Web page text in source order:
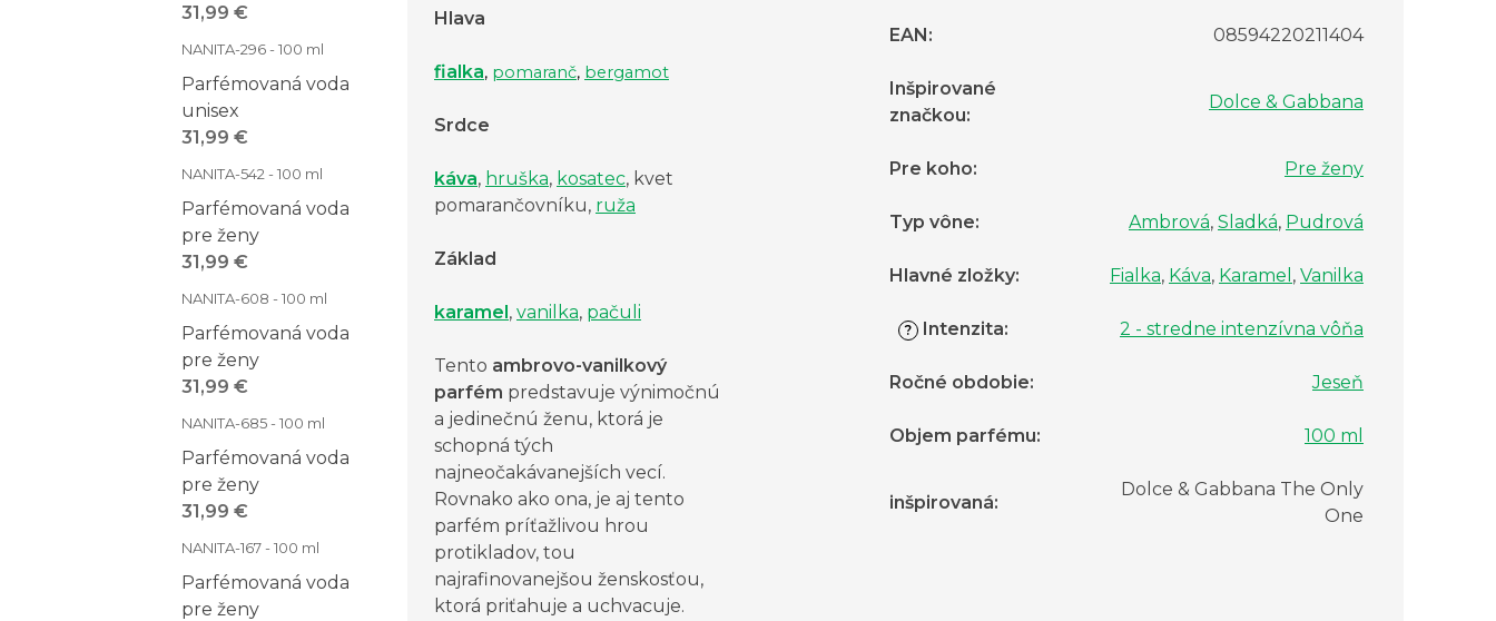
31,99 €
NANITA-296 - 100 ml
Parfémovaná voda
unisex
31,99 €
NANITA-542 - 100 ml
Parfémovaná voda
pre ženy
31,99 €
NANITA-608 - 100 ml
Parfémovaná voda
pre ženy
31,99 €
NANITA-685 - 100 ml
Parfémovaná voda
pre ženy
31,99 €
NANITA-167 - 100 ml
Parfémovaná voda
pre ženy
Hlava
fialka, pomaranč, bergamot
Srdce
káva, hruška, kosatec, kvet
pomarančovníku, ruža
Základ
karamel , vanilka, pačuli
Tento ambrovo-vanilkový
parfém predstavuje výnimočnú
a jedinečnú ženu, ktorá je
schopná tých
najneočakávanejších vecí.
Rovnako ako ona, je aj tento
parfém príťažlivou hrou
protikladov, tou
najrafinovanejšou ženskosťou,
ktorá priťahuje a uchvacuje.
EAN : 08594220211404
Inšpirované
značkou:
Dolce & Gabbana
Pre koho: Pre ženy
Typ vône: Ambrová, Sladká, Pudrová
Hlavné zložky: Fialka, Káva, Karamel , Vanilka
? Intenzita: 2 - stredne intenzívna vôňa
Ročné obdobie: Jeseň
Objem parfému: 100 ml
inšpirovaná:
Dolce & Gabbana The Only
One